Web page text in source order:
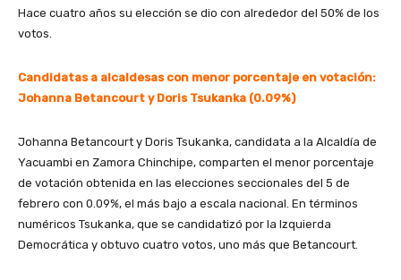
Hace cuatro años su elección se dio con alrededor del 50% de los
votos.
Candidatas a alcaldesas con menor porcentaje en votación:
Johanna Betancourt y Doris Tsukanka (0.09%)
Johanna Betancourt y Doris Tsukanka, candidata a la Alcaldía de
Yacuambi en Zamora Chinchipe, comparten el menor porcentaje
de votación obtenida en las elecciones seccionales del 5 de
febrero con 0.09%, el más bajo a escala nacional. En términos
numéricos Tsukanka, que se candidatizó por la Izquierda
Democrática y obtuvo cuatro votos, uno más que Betancourt.